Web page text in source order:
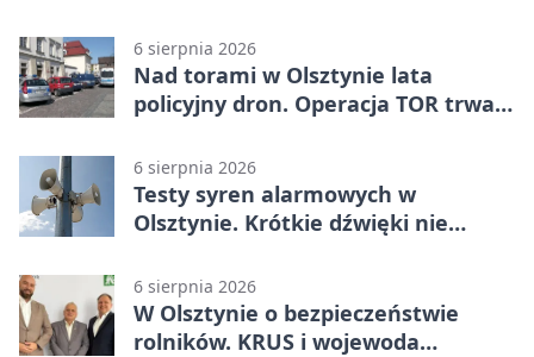
6 sierpnia 2026
Nad torami w Olsztynie lata
policyjny dron. Operacja TOR trwa
6 sierpnia 2026
Testy syren alarmowych w
Olsztynie. Krótkie dźwięki nie
6 sierpnia 2026
W Olsztynie o bezpieczeństwie
rolników. KRUS i wojewoda